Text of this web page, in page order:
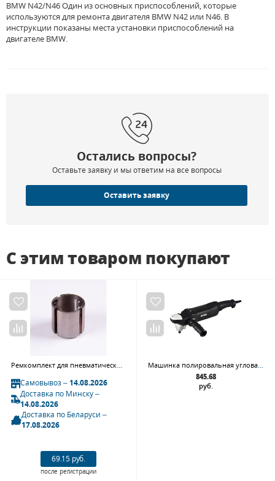
BMW N42/N46 Один из основных приспособлений, которые
используются для ремонта двигателя BMW N42 или N46. В
инструкции показаны места установки приспособлений на
двигателе BMW.
Остались вопросы?
Оставьте заявку и мы ответим на все вопросы
Оставить заявку
С этим товаром покупают
Ремкомплект для пневматического шуруповерта RA-1232, цилиндр прневмодвигателя MIGHTY SEVEN RA-1232P25
Самовывоз –14.08.2026
Доставка по Минску –
14.08.2026
Доставка по Беларуси –
17.08.2026
69.15 руб.
после регистрации
Машинка полировальная угловая Rupes LH 18EN
845.68
руб.